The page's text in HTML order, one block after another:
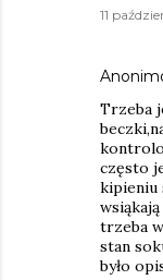
11
Trzeba
często
kipieniu
trzeba
stan
było